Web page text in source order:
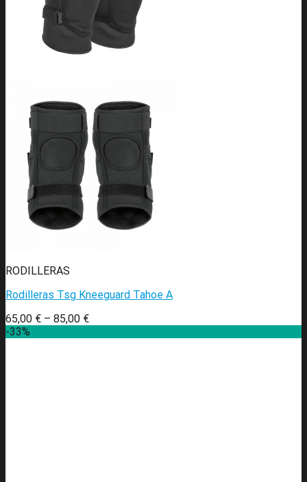
RODILLERAS
Rodilleras Tsg Kneeguard Tahoe A
65,00 € – 85,00 €
-33%